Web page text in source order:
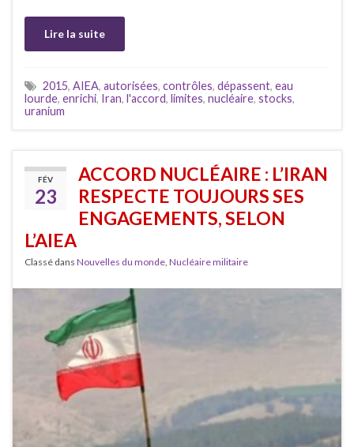
Lire la suite
2015, AIEA, autorisées, contrôles, dépassent, eau
lourde, enrichi, Iran, l'accord, limites, nucléaire, stocks,
uranium
FÉV
23
ACCORD NUCLÉAIRE : L’IRAN
RESPECTE TOUJOURS SES
ENGAGEMENTS, SELON
L’AIEA
Classé dans Nouvelles du monde, Nucléaire militaire